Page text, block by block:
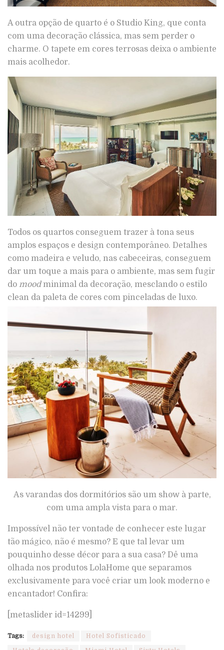
A outra opção de quarto é o Studio King, que conta
com uma decoração clássica, mas sem perder o
charme. O tapete em cores terrosas deixa o ambiente
mais acolhedor.
Todos os quartos conseguem trazer à tona seus
amplos espaços e design contemporâneo. Detalhes
como madeira e veludo, nas cabeceiras, conseguem
dar um toque a mais para o ambiente, mas sem fugir
do moodminimal da decoração, mesclando o estilo
clean da paleta de cores com pinceladas de luxo.
As varandas dos dormitórios são um show à parte,
com uma ampla vista para o mar.
Impossível não ter vontade de conhecer este lugar
tão mágico, não é mesmo? E que tal levar um
pouquinho desse décor para a sua casa? Dê uma
olhada nos produtos LolaHome que separamos
exclusivamente para você criar um look moderno e
encantador! Confira:
[metaslider id=14299]
Tags: design hotel Hotel Sofisticado